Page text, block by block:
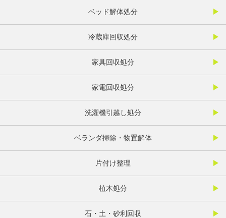
ベッド解体処分
冷蔵庫回収処分
家具回収処分
家電回収処分
洗濯機引越し処分
ベランダ掃除・物置解体
片付け整理
植木処分
石・土・砂利回収